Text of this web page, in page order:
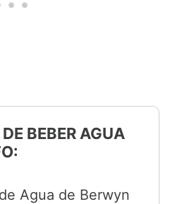
BEBER AGUA
Agua de Berwyn